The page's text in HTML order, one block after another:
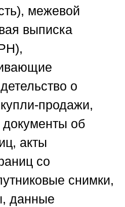
межевой
выписка
о
продажи,
об
акты
со
снимки,
данные